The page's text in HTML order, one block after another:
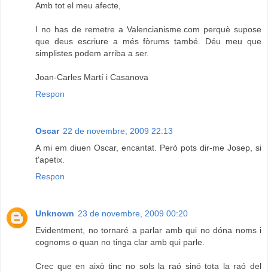
Amb tot el meu afecte,
I no has de remetre a Valencianisme.com perquè supose
que deus escriure a més fòrums també. Déu meu que
simplistes podem arriba a ser.
Joan-Carles Martí i Casanova
Respon
Oscar 22 de novembre, 2009 22:13
A mi em diuen Oscar, encantat. Però pots dir-me Josep, si
t'apetix.
Respon
Unknown 23 de novembre, 2009 00:20
Evidentment, no tornaré a parlar amb qui no dóna noms i
cognoms o quan no tinga clar amb qui parle.
Crec que en això tinc no sols la raó sinó tota la raó del